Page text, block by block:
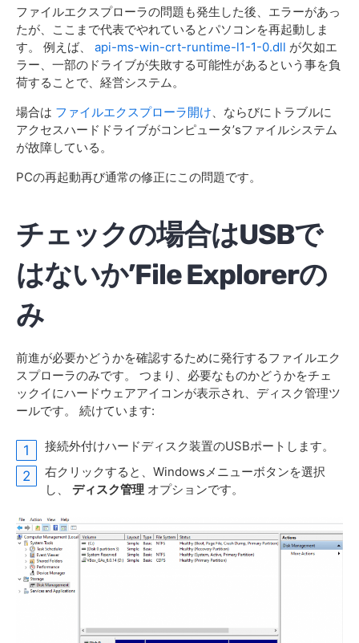
ファイルエクスプローラの問題も発生した後、エラーがあっ
たが、ここまで代表でやれているとパソコンを再起動しま
す。 例えば、 api-ms-win-crt-runtime-l1-1-0.dll が欠如エ
ラー、一部のドライブが失敗する可能性があるという事を負
荷することで、経営システム。
場合は ファイルエクスプローラ開け、ならびにトラブルに
アクセスハードドライブがコンピュータ’sファイルシステム
が故障している。
PCの再起動再び通常の修正にこの問題です。
チェックの場合はUSBで
はないか’File Explorerの
み
前進が必要かどうかを確認するために発行するファイルエク
スプローラのみです。 つまり、必要なものかどうかをチェ
ックイにハードウェアアイコンが表示され、ディスク管理ツ
ールです。 続けています:
接続外付けハードディスク装置のUSBポートします。
右クリックすると、Windowsメニューボタンを選択
し、 ディスク管理 オプションです。